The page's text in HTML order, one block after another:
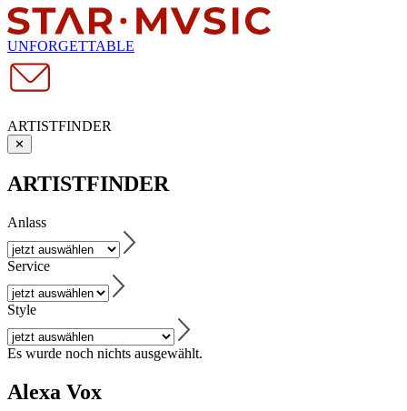
UNFORGETTABLE
ARTISTFINDER
✕
ARTISTFINDER
Anlass
Service
Style
Es wurde noch nichts ausgewählt.
Alexa Vox